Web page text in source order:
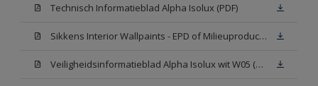
Technisch Informatieblad Alpha Isolux (PDF)
Sikkens Interior Wallpaints - EPD of Milieuproductverklaring
Veiligheidsinformatieblad Alpha Isolux wit W05 (SDS)